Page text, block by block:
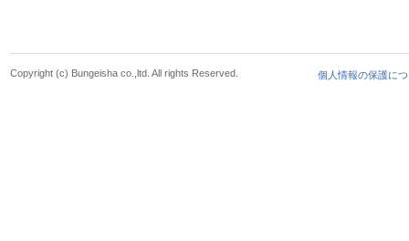
個人情報の保護に
Copyright (c) Bungeisha co.,ltd. All rights Reserved.